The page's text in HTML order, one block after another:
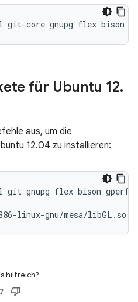
git-core gnupg flex bison
für Ubuntu 12.
aus, um die
12.04 zu installieren:
git gnupg flex bison gperf
linux-gnu/mesa/libGL.so.1
hilfreich?